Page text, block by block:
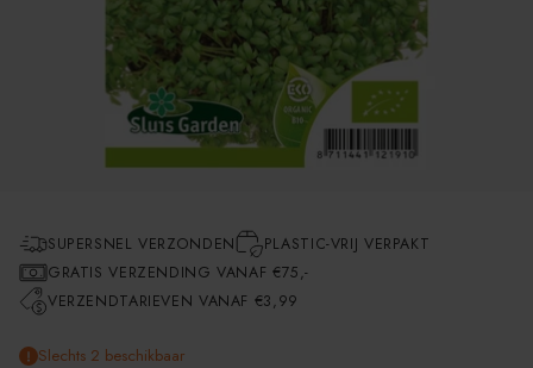
SUPERSNEL VERZONDEN
PLASTIC-VRIJ VERPAKT
GRATIS VERZENDING VANAF €75,-
VERZENDTARIEVEN VANAF €3,99
Slechts 2 beschikbaar